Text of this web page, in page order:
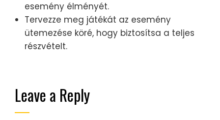
esemény élményét.
Tervezze meg játékát az esemény
ütemezése köré, hogy biztosítsa a teljes
részvételt.
Leave a Reply